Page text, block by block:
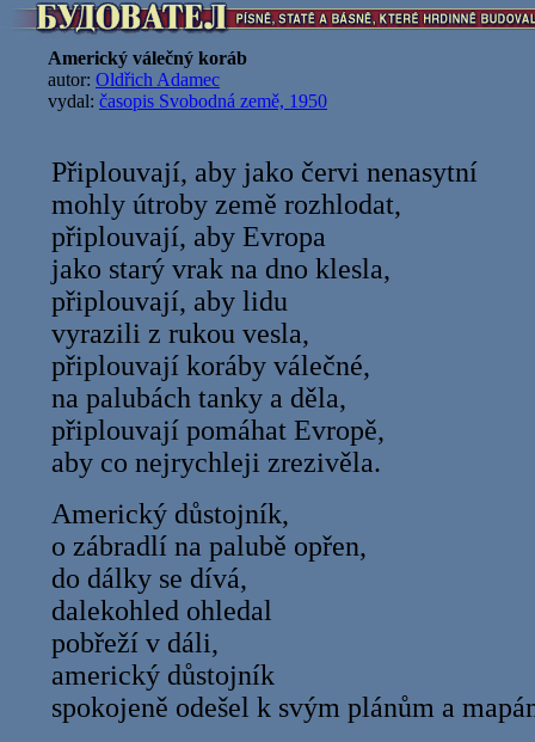
Americký válečný koráb
autor: Oldřich Adamec
vydal: časopis Svobodná země, 1950
Připlouvají, aby jako červi nenasytní
mohly útroby země rozhlodat,
připlouvají, aby Evropa
jako starý vrak na dno klesla,
připlouvají, aby lidu
vyrazili z rukou vesla,
připlouvají koráby válečné,
na palubách tanky a děla,
připlouvají pomáhat Evropě,
aby co nejrychleji zrezivěla.
Americký důstojník,
o zábradlí na palubě opřen,
do dálky se dívá,
dalekohled ohledal
pobřeží v dáli,
americký důstojník
spokojeně odešel k svým plánům a